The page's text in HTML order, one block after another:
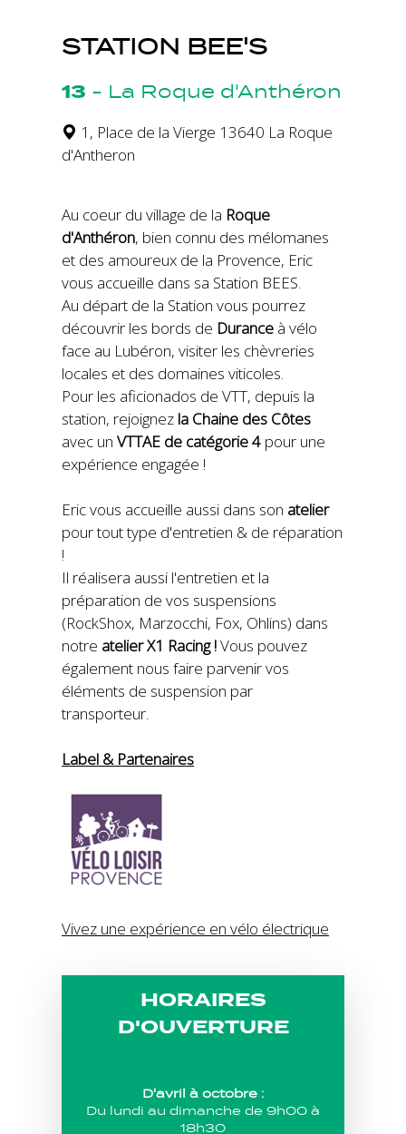
STATION BEE'S
13 - La Roque d'Anthéron
1, Place de la Vierge 13640 La Roque
d'Antheron
Au coeur du village de la Roque
d'Anthéron, bien connu des mélomanes
et des amoureux de la Provence, Eric
vous accueille dans sa Station BEES.
Au départ de la Station vous pourrez
découvrir les bords de Durance à vélo
face au Lubéron, visiter les chèvreries
locales et des domaines viticoles.
Pour les aficionados de VTT, depuis la
station, rejoignez la Chaine des Côtes
avec un VTTAE de catégorie 4 pour une
expérience engagée !
Eric vous accueille aussi dans son atelier
pour tout type d'entretien & de réparation
!
Il réalisera aussi l'entretien et la
préparation de vos suspensions
(RockShox, Marzocchi, Fox, Ohlins) dans
notre atelier X1 Racing !Vous pouvez
également nous faire parvenir vos
éléments de suspension par
transporteur.
Label & Partenaires
Vivez une expérience en vélo électrique
HORAIRES
D'OUVERTURE
D'avril à octobre :
Du lundi au dimanche de 9h00 à
18h30